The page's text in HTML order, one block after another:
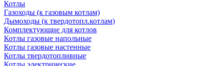
Котлы
Газоходы (к газовым котлам)
Дымоходы (к твердотопл.котлам)
Комплектующие для котлов
Котлы газовые напольные
Котлы газовые настенные
Котлы твердотопливные
Котлы электрические